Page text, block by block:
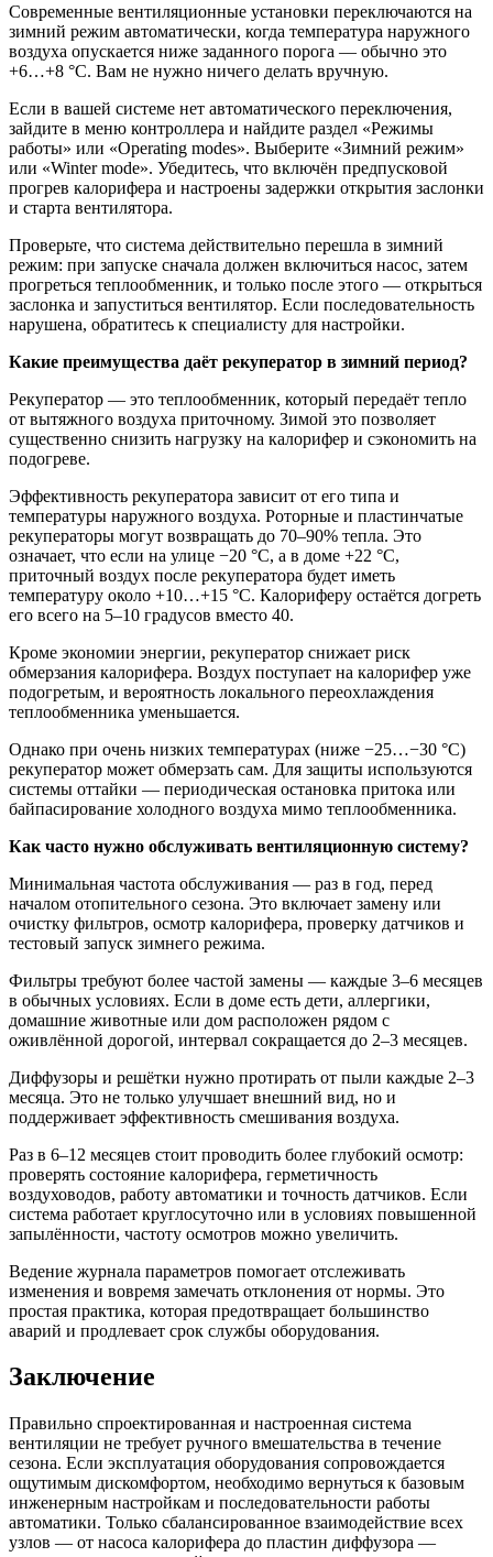
Современные вентиляционные установки переключаются на
зимний режим автоматически, когда температура наружного
воздуха опускается ниже заданного порога — обычно это
+6…+8 °C. Вам не нужно ничего делать вручную.
Если в вашей системе нет автоматического переключения,
зайдите в меню контроллера и найдите раздел «Режимы
работы» или «Operating modes». Выберите «Зимний режим»
или «Winter mode». Убедитесь, что включён предпусковой
прогрев калорифера и настроены задержки открытия заслонки
и старта вентилятора.
Проверьте, что система действительно перешла в зимний
режим: при запуске сначала должен включиться насос, затем
прогреться теплообменник, и только после этого — открыться
заслонка и запуститься вентилятор. Если последовательность
нарушена, обратитесь к специалисту для настройки.
Какие преимущества даёт рекуператор в зимний период?
Рекуператор — это теплообменник, который передаёт тепло
от вытяжного воздуха приточному. Зимой это позволяет
существенно снизить нагрузку на калорифер и сэкономить на
подогреве.
Эффективность рекуператора зависит от его типа и
температуры наружного воздуха. Роторные и пластинчатые
рекуператоры могут возвращать до 70–90% тепла. Это
означает, что если на улице −20 °C, а в доме +22 °C,
приточный воздух после рекуператора будет иметь
температуру около +10…+15 °C. Калориферу остаётся догреть
его всего на 5–10 градусов вместо 40.
Кроме экономии энергии, рекуператор снижает риск
обмерзания калорифера. Воздух поступает на калорифер уже
подогретым, и вероятность локального переохлаждения
теплообменника уменьшается.
Однако при очень низких температурах (ниже −25…−30 °C)
рекуператор может обмерзать сам. Для защиты используются
системы оттайки — периодическая остановка притока или
байпасирование холодного воздуха мимо теплообменника.
Как часто нужно обслуживать вентиляционную систему?
Минимальная частота обслуживания — раз в год, перед
началом отопительного сезона. Это включает замену или
очистку фильтров, осмотр калорифера, проверку датчиков и
тестовый запуск зимнего режима.
Фильтры требуют более частой замены — каждые 3–6 месяцев
в обычных условиях. Если в доме есть дети, аллергики,
домашние животные или дом расположен рядом с
оживлённой дорогой, интервал сокращается до 2–3 месяцев.
Диффузоры и решётки нужно протирать от пыли каждые 2–3
месяца. Это не только улучшает внешний вид, но и
поддерживает эффективность смешивания воздуха.
Раз в 6–12 месяцев стоит проводить более глубокий осмотр:
проверять состояние калорифера, герметичность
воздуховодов, работу автоматики и точность датчиков. Если
система работает круглосуточно или в условиях повышенной
запылённости, частоту осмотров можно увеличить.
Ведение журнала параметров помогает отслеживать
изменения и вовремя замечать отклонения от нормы. Это
простая практика, которая предотвращает большинство
аварий и продлевает срок службы оборудования.
Заключение
Правильно спроектированная и настроенная система
вентиляции не требует ручного вмешательства в течение
сезона. Если эксплуатация оборудования сопровождается
ощутимым дискомфортом, необходимо вернуться к базовым
инженерным настройкам и последовательности работы
автоматики. Только сбалансированное взаимодействие всех
узлов — от насоса калорифера до пластин диффузора —